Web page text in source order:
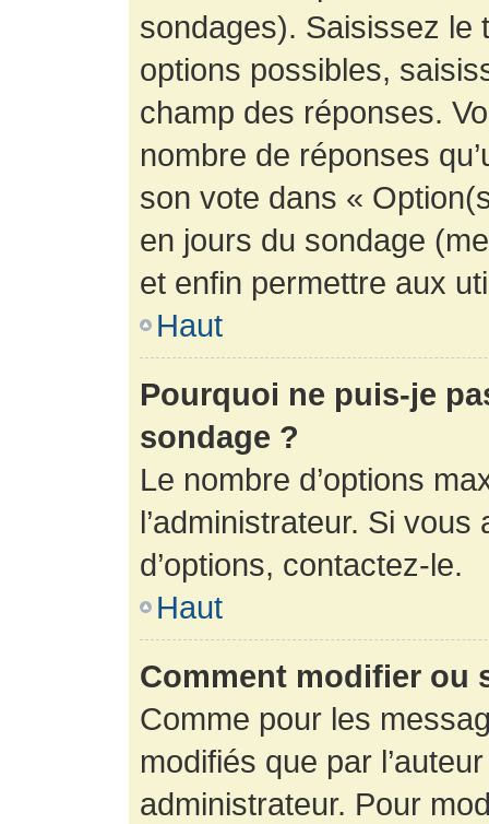
sondages). Saisissez le
options possibles,
champ des réponses.
nombre de réponses
son vote dans «
en jours du sondage
et enfin permettre aux
Haut
Pourquoi ne puis-je
sondage ?
Le nombre d’options
l’administrateur. Si
d’options, contactez-le.
Haut
Comment modifier ou
Comme pour les
modifiés que par
administrateur. Pour